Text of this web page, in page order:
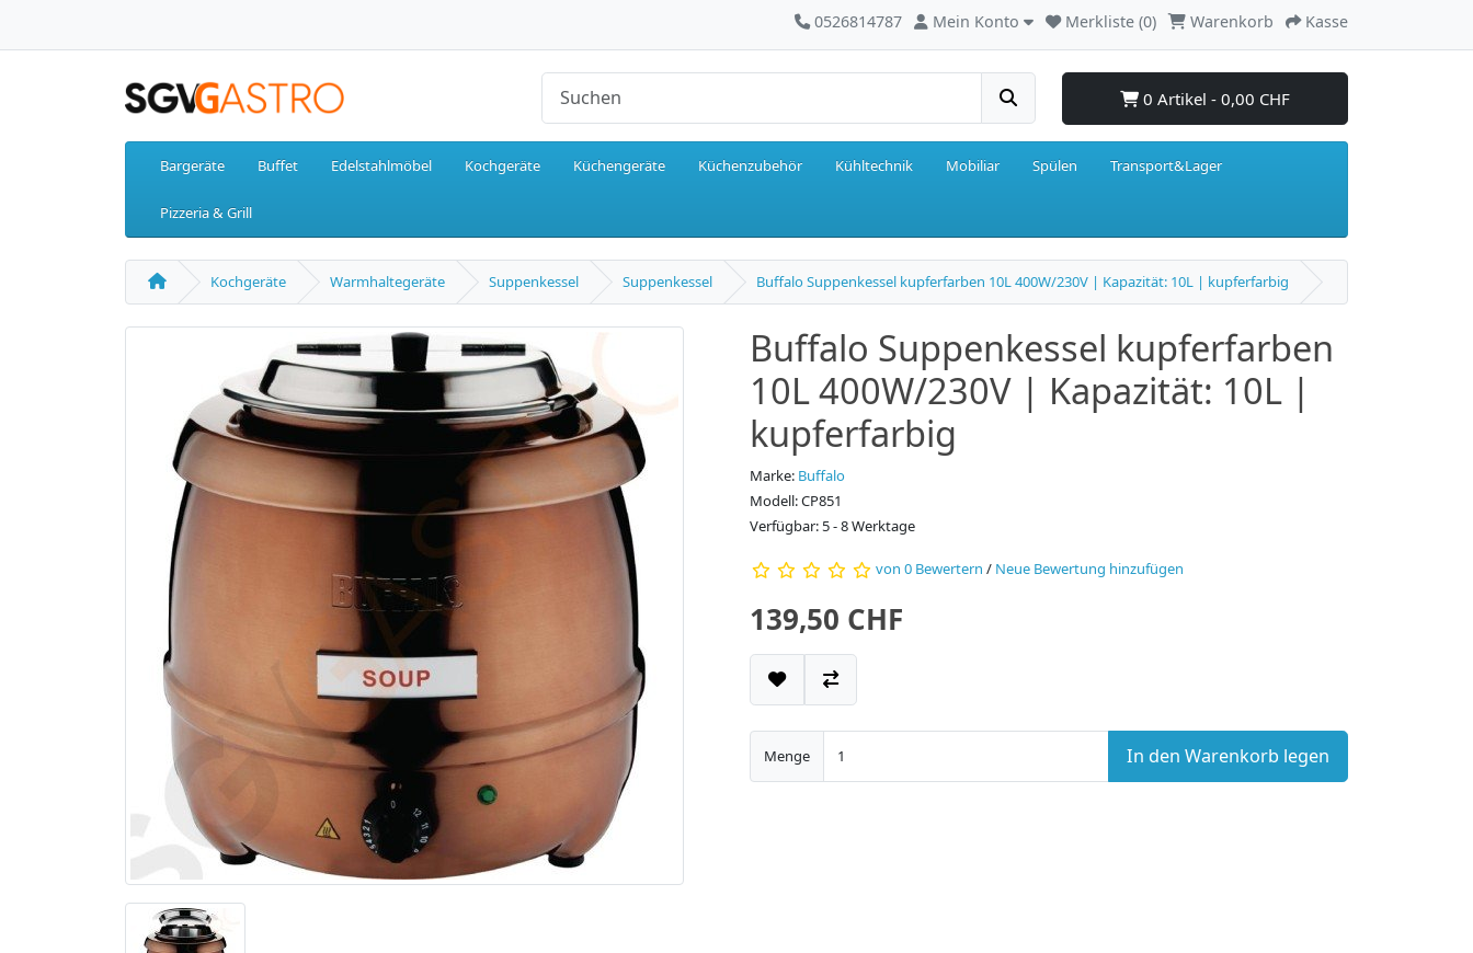
0526814787 Mein Konto Merkliste (0) Warenkorb Kasse
0 Artikel - 0,00 CHF
Bargeräte Buffet Edelstahlmöbel Kochgeräte Küchengeräte Küchenzubehör Kühltechnik Mobiliar Spülen Transport&Lager
Pizzeria & Grill
Kochgeräte Warmhaltegeräte Suppenkessel Suppenkessel Buffalo Suppenkessel kupferfarben 10L 400W/230V | Kapazität: 10L | kupferfarbig
Buffalo Suppenkessel kupferfarben
10L 400W/230V | Kapazität: 10L |
kupferfarbig
Marke: Buffalo
Modell: CP851
Verfügbar: 5 - 8 Werktage
von 0 Bewertern / Neue Bewertung hinzufügen
139,50 CHF
Menge In den Warenkorb legen